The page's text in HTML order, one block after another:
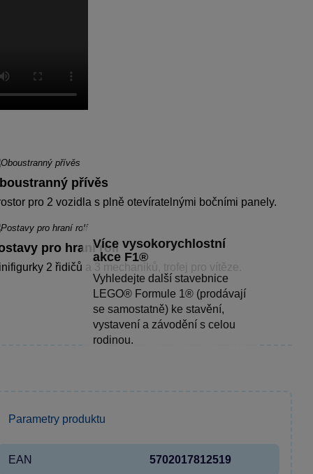
přívěs
pro 2 vozidla s plně otevíratelnými bočními panely.
pro hraní rolí
2 řidičů a 3 mechaniků, trofej pro vítěze.
Více vysokorychlostní
akce F1®
Vyhledejte další stavebnice
LEGO® Formule 1® (prodávají
se samostatně) ke stavění,
vystavení a závodění s celou
rodinou.
Parametry produktu
EAN 5702017812519